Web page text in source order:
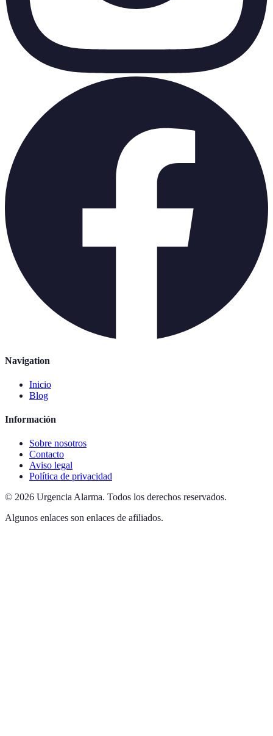
Navigation
Inicio
Blog
Información
Sobre nosotros
Contacto
Aviso legal
Política de privacidad
© 2026 Urgencia Alarma. Todos los derechos reservados.
Algunos enlaces son enlaces de afiliados.